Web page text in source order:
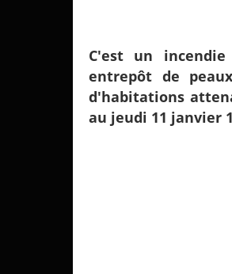
C'est un
entrepôt de
d'habitations
au jeudi 11 janvier